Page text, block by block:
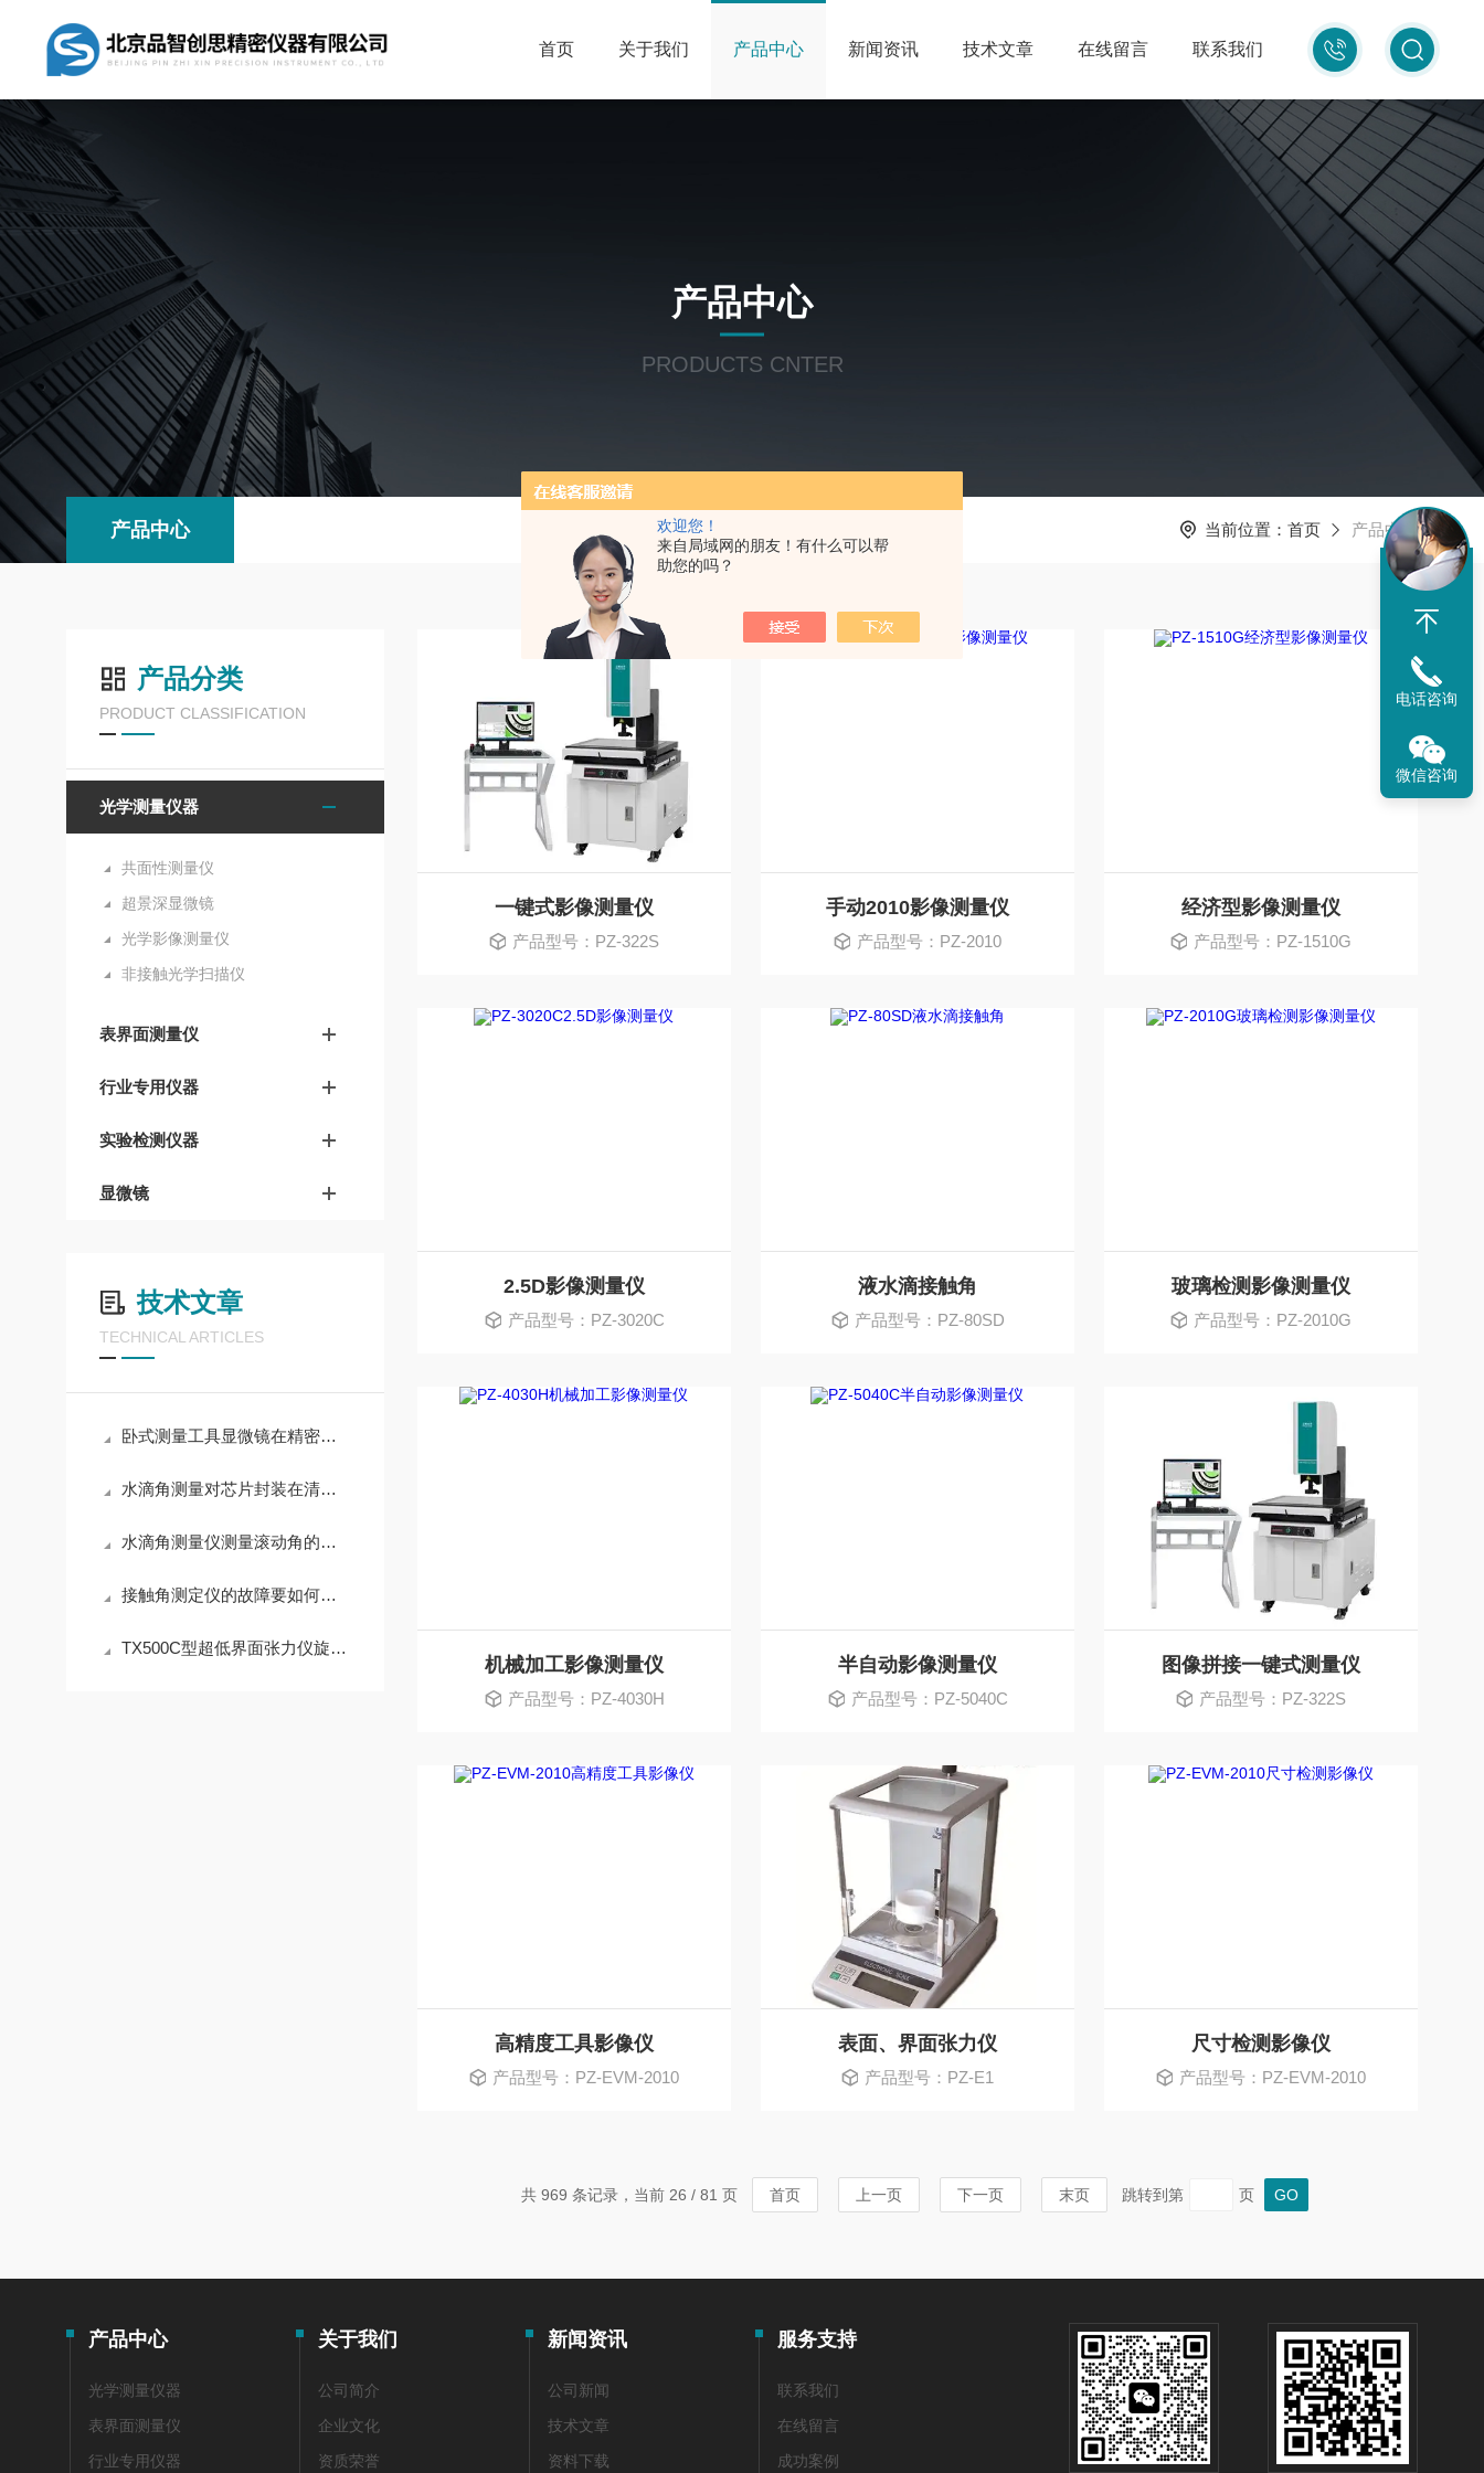
欢迎您！
来自局域网的朋友！有什么可以帮
助您的吗？
010-
87681080
首页 关于我们 产品中心 新闻资讯 技术文章 在线留言 联系我们
产品中心
PRODUCTS CNTER
产品中心 当前位置： 首页 产品中心
产品分类
PRODUCT CLASSIFICATION
光学测量仪器
共面性测量仪
超景深显微镜
光学影像测量仪
非接触光学扫描仪
表界面测量仪
行业专用仪器
实验检测仪器
显微镜
技术文章
TECHNICAL ARTICLES
卧式测量工具显微镜在精密零件中的应用
水滴角测量对芯片封装在清洗工艺质量控制中的作用
水滴角测量仪测量滚动角的意义
接触角测定仪的故障要如何解决
TX500C型超低界面张力仪旋滴法基本原理
一键式影像测量仪
产品型号：PZ-322S
手动2010影像测量仪
产品型号：PZ-2010
经济型影像测量仪
产品型号：PZ-1510G
2.5D影像测量仪
产品型号：PZ-3020C
液水滴接触角
产品型号：PZ-80SD
玻璃检测影像测量仪
产品型号：PZ-2010G
机械加工影像测量仪
产品型号：PZ-4030H
半自动影像测量仪
产品型号：PZ-5040C
图像拼接一键式测量仪
产品型号：PZ-322S
高精度工具影像仪
产品型号：PZ-EVM-2010
表面、界面张力仪
产品型号：PZ-E1
尺寸检测影像仪
产品型号：PZ-EVM-2010
共 969 条记录，当前 26 / 81 页 首页 上一页 下一页 末页 跳转到第 页
产品中心
光学测量仪器
表界面测量仪
行业专用仪器
关于我们
公司简介
企业文化
资质荣誉
新闻资讯
公司新闻
技术文章
资料下载
服务支持
联系我们
在线留言
成功案例
电话咨询
微信咨询